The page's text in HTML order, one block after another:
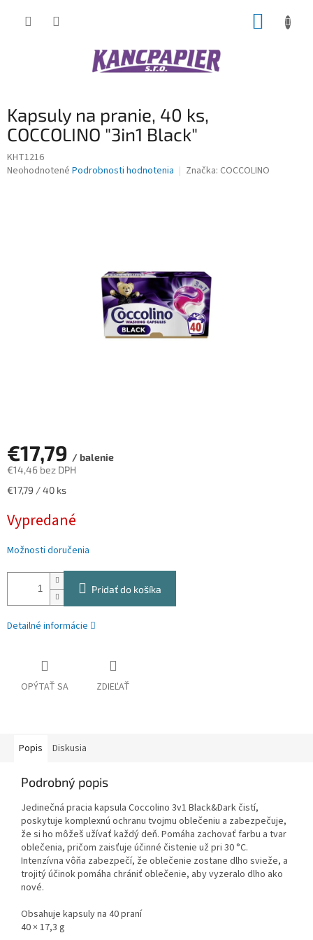
Kapsuly na pranie, 40 ks,
COCCOLINO "3in1 Black"
KHT1216
Priemerné
Neohodnotené Podrobnosti hodnotenia Značka: COCCOLINO
€17,79 / balenie
€14,46 bez DPH
Jednotková
€17,79 / 40 ks
Vypredané
Možnosti doručenia
Pridať do košíka
Detailné informácie
OPÝTAŤ SA ZDIEĽAŤ
Popis Diskusia
Podrobný popis
Jedinečná pracia kapsula Coccolino 3v1 Black&Dark čistí,
poskytuje komplexnú ochranu tvojmu oblečeniu a zabezpečuje,
že si ho môžeš užívať každý deň. Pomáha zachovať farbu a tvar
oblečenia, pričom zaisťuje účinné čistenie už pri 30 °C.
Intenzívna vôňa zabezpečí, že oblečenie zostane dlho svieže, a
trojitý účinok pomáha chrániť oblečenie, aby vyzeralo dlho ako
nové.
Obsahuje kapsuly na 40 praní
40 × 17,3 g